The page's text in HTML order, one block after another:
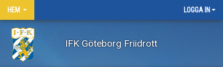
HEM LOGGA IN
IFK Göteborg Friidrott